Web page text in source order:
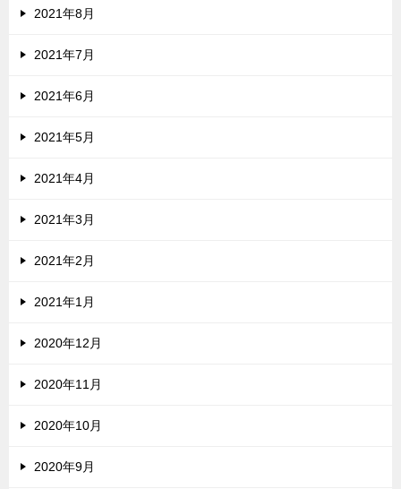
2021年8月
2021年7月
2021年6月
2021年5月
2021年4月
2021年3月
2021年2月
2021年1月
2020年12月
2020年11月
2020年10月
2020年9月